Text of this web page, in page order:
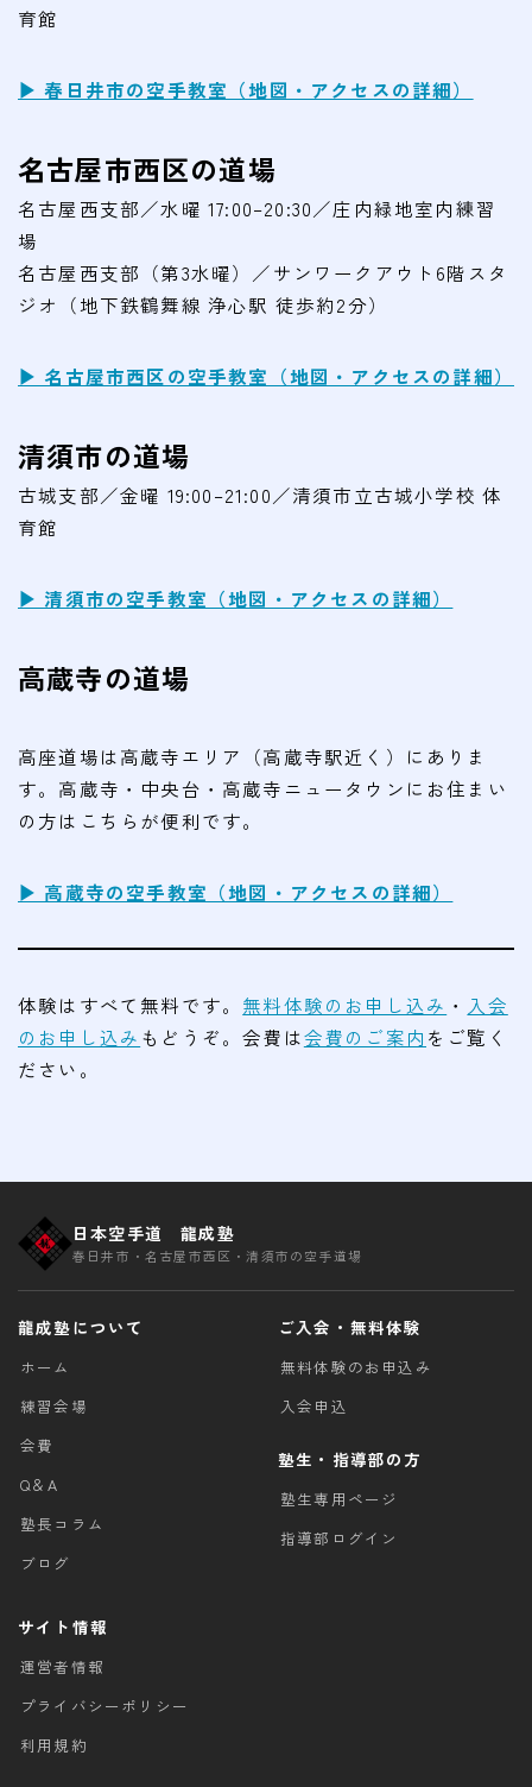
育館
▶ 春日井市の空手教室（地図・アクセスの詳細）
名古屋市西区の道場
名古屋西支部／水曜 17:00–20:30／庄内緑地室内練習
場
名古屋西支部（第3水曜）／サンワークアウト6階スタ
ジオ（地下鉄鶴舞線 浄心駅 徒歩約2分）
▶ 名古屋市西区の空手教室（地図・アクセスの詳細）
清須市の道場
古城支部／金曜 19:00–21:00／清須市立古城小学校 体
育館
▶ 清須市の空手教室（地図・アクセスの詳細）
高蔵寺の道場
高座道場は高蔵寺エリア（高蔵寺駅近く）にありま
す。高蔵寺・中央台・高蔵寺ニュータウンにお住まい
の方はこちらが便利です。
▶ 高蔵寺の空手教室（地図・アクセスの詳細）
体験はすべて無料です。 無料体験のお申し込み ・ 入会
のお申し込み もどうぞ。会費は会費のご案内 をご覧く
ださい。
日本空手道 龍成塾
春日井市・名古屋市西区・清須市の空手道場
龍成塾について
ホーム
練習会場
会費
Q＆A
塾長コラム
ブログ
ご入会・無料体験
無料体験のお申込み
入会申込
塾生・指導部の方
塾生専用ページ
指導部ログイン
サイト情報
運営者情報
プライバシーポリシー
利用規約